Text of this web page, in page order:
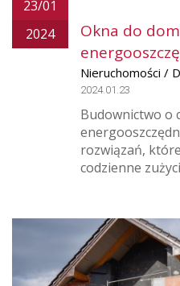
23/01
2024
Okna do
Nieruchomości /
2024.01.23
Budownictwo o
rozwiązań,
codzienne